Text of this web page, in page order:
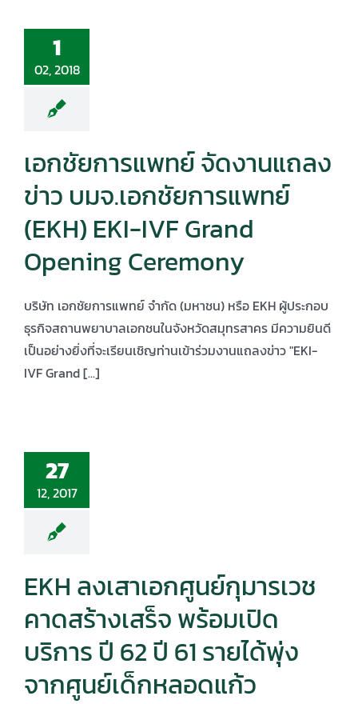
1
02, 2018
เอกชัยการแพทย์ จัดงานแถลง
ข่าว บมจ.เอกชัยการแพทย์
(EKH) EKI-IVF Grand
Opening Ceremony
บริษัท เอกชัยการแพทย์ จำกัด (มหาชน) หรือ EKH ผู้ประกอบ
ธุรกิจสถานพยาบาลเอกชนในจังหวัดสมุทรสาคร มีความยินดี
เป็นอย่างยิ่งที่จะเรียนเชิญท่านเข้าร่วมงานแถลงข่าว "EKI-
IVF Grand [...]
27
12, 2017
EKH ลงเสาเอกศูนย์กุมารเวช
คาดสร้างเสร็จ พร้อมเปิด
บริการ ปี 62 ปี 61 รายได้พุ่ง
จากศูนย์เด็กหลอดแก้ว